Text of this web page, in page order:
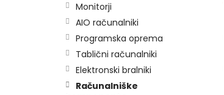
Monitorji
AIO računalniki
Programska oprema
Tablični računalniki
Elektronski bralniki
Računalniške